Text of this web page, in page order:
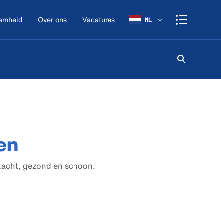
Over ons Vacatures NL
gezond en schoon.